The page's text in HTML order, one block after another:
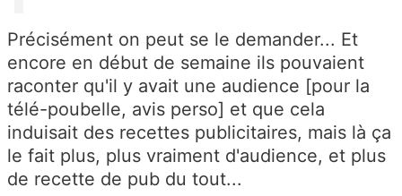
Précisément on peut se le demander... Et
encore en début de semaine ils pouvaient
raconter qu'il y avait une audience [pour la
télé-poubelle, avis perso] et que cela
induisait des recettes publicitaires, mais là ça
le fait plus, plus vraiment d'audience, et plus
de recette de pub du tout...